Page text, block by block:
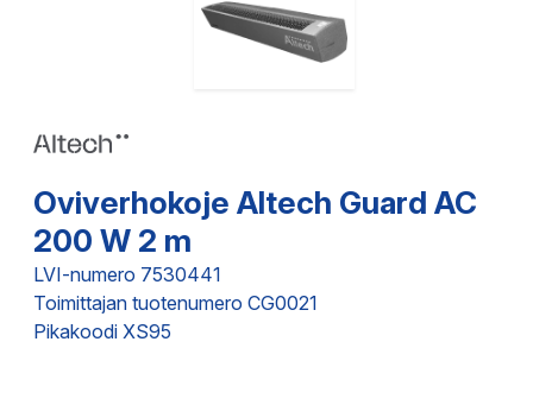
Oviverhokoje Altech Guard AC
200 W 2 m
LVI-numero 7530441
Toimittajan tuotenumero CG0021
Pikakoodi XS95